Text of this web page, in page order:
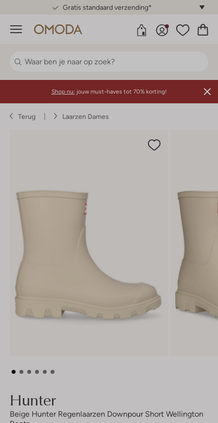
Gratis standaard verzending*
Menu
Shop nu: jouw must-haves tot 70% korting!
Terug Laarzen Dames
Hunter
Beige Hunter Regenlaarzen Downpour Short Wellington